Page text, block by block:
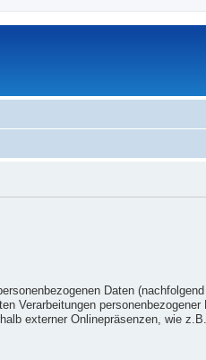
Daten
Verarbeitungen
externer Onlinepräsenzen, wie